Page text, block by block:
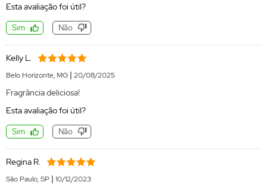
Esta avaliação foi útil?
Sim Não
Kelly L.
Belo Horizonte, MG | 20/08/2025
Fragrância deliciosa!
Esta avaliação foi útil?
Sim Não
Regina R.
São Paulo, SP | 10/12/2023